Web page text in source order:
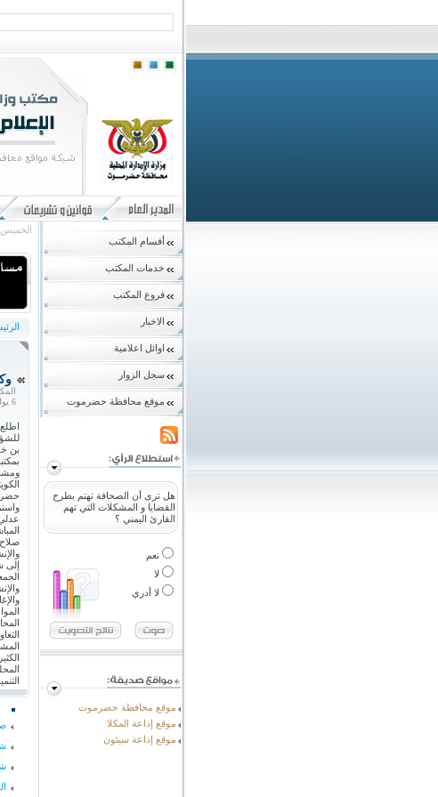
الخميس 06/08/2026
أقسام المكتب
خدمات المكتب
فروع المكتب
الاخبار
اوائل اعلامية
سجل الزوار
موقع محافظة حضرموت
هل ترى أن الصحافة تهتم بطرح
القضايا و المشكلات التي تهم
القارئ اليمني ؟
نعم
لا
لا أدري
موقع محافظة حضرموت
موقع إذاعة المكلا
موقع إذاعة سيئون
6 يوليو 2026م
بن
إلى